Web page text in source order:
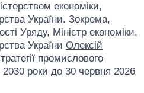
економіки,
України. Зокрема,
Уряду, Міністр економіки,
України Олексій
промислового
роки до 30 червня 2026